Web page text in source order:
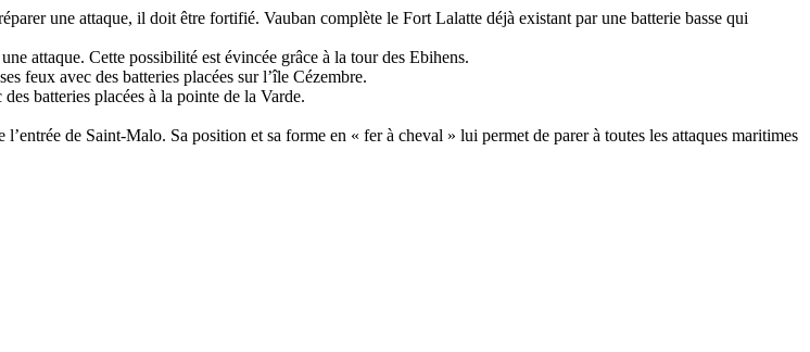
une attaque, il doit être fortifié. Vauban complète le Fort Lalatte déjà existant par une batterie basse qui
attaque. Cette possibilité est évincée grâce à la tour des Ebihens.
feux avec des batteries placées sur l’île Cézembre.
batteries placées à la pointe de la Varde.
de Saint-Malo. Sa position et sa forme en « fer à cheval » lui permet de parer à toutes les attaques maritimes